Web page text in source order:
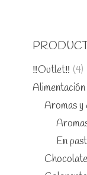
‼️Outlet‼️ (4)
Alimentación
Aromas
En